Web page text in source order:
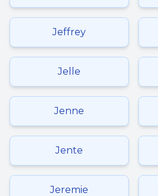
Jeffrey
Jelle
Jenne
Jente
Jeremie